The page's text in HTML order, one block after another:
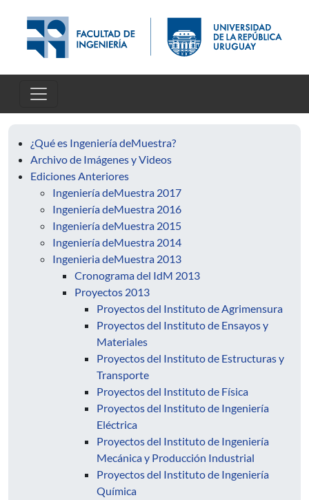
¿Qué es Ingeniería deMuestra?
Archivo de Imágenes y Videos
Ediciones Anteriores
Ingeniería deMuestra 2017
Ingeniería deMuestra 2016
Ingeniería deMuestra 2015
Ingeniería deMuestra 2014
Ingenieria deMuestra 2013
Cronograma del IdM 2013
Proyectos 2013
Proyectos del Instituto de Agrimensura
Proyectos del Instituto de Ensayos y
Materiales
Proyectos del Instituto de Estructuras y
Transporte
Proyectos del Instituto de Física
Proyectos del Instituto de Ingeniería
Eléctrica
Proyectos del Instituto de Ingeniería
Mecánica y Producción Industrial
Proyectos del Instituto de Ingeniería
Química